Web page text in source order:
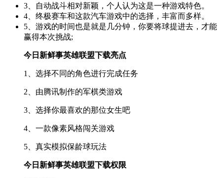
3、自动战斗相对新颖，个人认为这是一种游戏特色。
4、终极赛车和这款汽车游戏中的选择，丰富而多样。
5、游戏的时间也是就是几分钟，你要将球提进去，才能
赢得本次挑战;
今日新鲜事英雄联盟下载亮点
1、选择不同的角色进行完成任务
2、由腾讯制作的军棋类游戏
3、选择你最喜欢的那位女生吧
4、一款像素风格闯关游戏
5、真实模拟保龄球玩法
今日新鲜事英雄联盟下载权限